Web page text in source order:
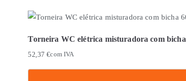
Torneira WC elétrica misturadora com bicha
52,37€com IVA